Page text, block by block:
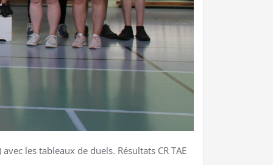
les tableaux de duels. Résultats CR TAE